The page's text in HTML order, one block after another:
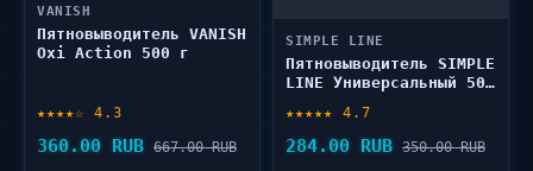
VANISH
Пятновыводитель VANISH
Oxi Action 500 г
★★★★☆ 4.3
360.00 RUB 667.00 RUB
SIMPLE LINE
Пятновыводитель SIMPLE
LINE Универсальный 500
★★★★★ 4.7
284.00 RUB 350.00 RUB